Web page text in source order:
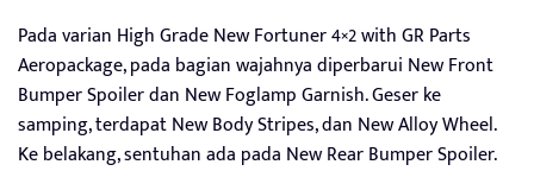
Pada varian High Grade New Fortuner 4×2 with GR Parts
Aeropackage, pada bagian wajahnya diperbarui New Front
Bumper Spoiler dan New Foglamp Garnish. Geser ke
samping, terdapat New Body Stripes, dan New Alloy Wheel.
Ke belakang, sentuhan ada pada New Rear Bumper Spoiler.